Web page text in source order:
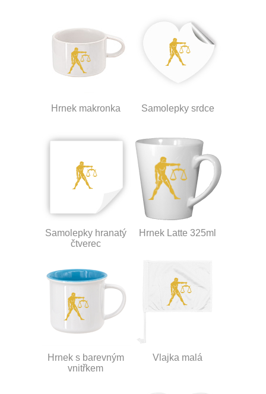
Hrnek makronka Samolepky srdce
Samolepky hranatý
čtverec
Hrnek Latte 325ml
Hrnek s barevným
vnitřkem
Vlajka malá